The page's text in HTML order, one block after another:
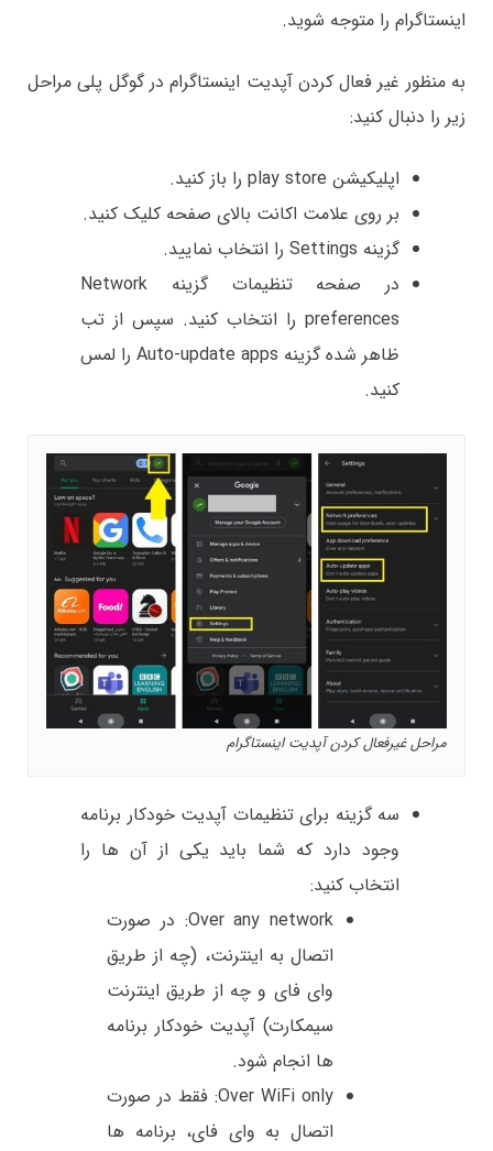
اینستاگرام را متوجه شوید.
به منظور غير فعال كردن آپديت اینستاگرام در گوگل پلی مراحل
زیر را دنبال کنید:
اپلیکیشن play store را باز کنید.
بر روی علامت اکانت بالای صفحه کلیک کنید.
گزینه Settings را انتخاب نمایید.
در صفحه تنظیمات گزینه Network
preferences را انتخاب کنید. سپس از تب
ظاهر شده گزینه Auto-update apps را لمس
کنید.
مراحل غیرفعال کردن آپدیت اینستاگرام
سه گزینه برای تنظیمات آپدیت خودکار برنامه
وجود دارد که شما باید یکی از آن ها را
انتخاب کنید:
Over any network: در صورت
اتصال به اینترنت، (چه از طریق
وای فای و چه از طریق اینترنت
سیمکارت) آپدیت خودکار برنامه
ها انجام شود.
Over WiFi only: فقط در صورت
اتصال به وای فای، برنامه ها